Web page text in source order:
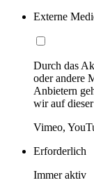
Externe
Durch das
oder andere
Anbietern
wir auf
Vimeo,
Erforderlich
Immer aktiv